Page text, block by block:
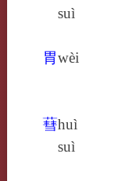
suì
胃wèi
蔧huì
suì